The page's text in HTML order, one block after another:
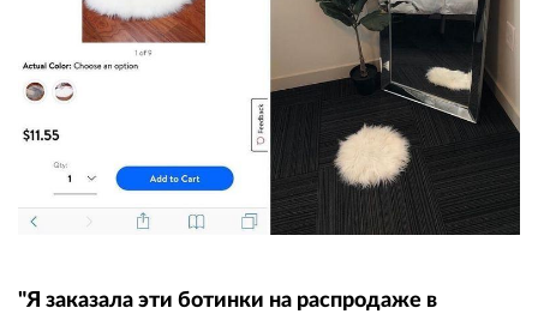
"Я заказала эти ботинки на распродаже в